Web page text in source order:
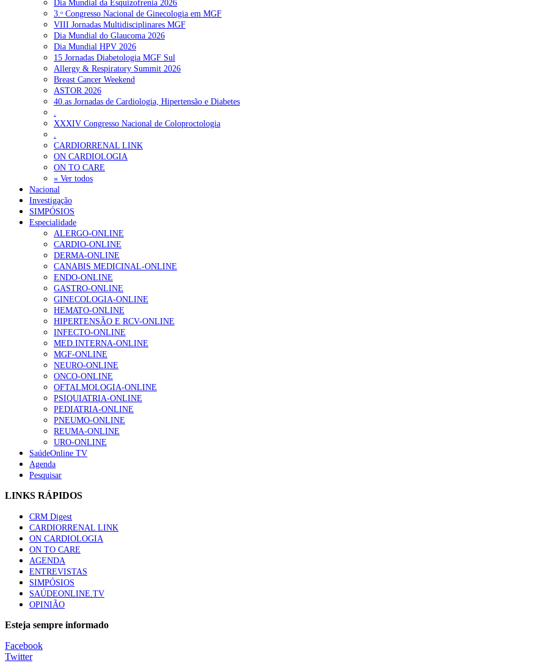
RECENTES
Quase 11.900 jovens recorreram aos cheques psicólogo e nutricionista no primeiro mês
ULS de Coimbra estreia cirurgia endoscópica do ouvido com apoio robótico em Portugal
Enfermeiros exigem esclarecimentos sobre eventual gestão privada da ULS do Algarve
Ordem dos Médicos alerta para riscos no novo sistema de acesso a consultas e cirurgias
Portugal está a formar os médicos de que precisa?
MAIS LIDAS
Enfermagem Forense. “Da urgência ao tribunal, cada gesto conta e cada profissional faz a diferença”
203 visualizações
1.º Episódio do Podcast “Frequência Cardio – Sintoniza-te na Insuficiência Cardíaca” da Bayer
202 visualizações
Alguns milhares de utentes podem ficar sem médico de família com nova regras do registo, alerta associação
160 visualizações
“Os programas de rastreio do cancro do pulmão são custo-efetivos e representam um investimento sustentável para os sistemas de
94 visualizações
Quase quatro em cada dez doentes com enfarte apresentavam níveis elevados de Lp(a), revela estudo
Trodelvy aprovado para primeira linha no cancro da mama triplo negativo metastático em doentes não elegíveis para inibidores PD-
61 visualizações
MAIS NOTÍCIAS
30 Nov, 2025
Dia Mundial da Esquizofrenia 2026
3.ᵒ Congresso Nacional de Ginecologia em MGF
VIII Jornadas Multidisciplinares MGF
Dia Mundial do Glaucoma 2026
Dia Mundial HPV 2026
15 Jornadas Diabetologia MGF Sul
Allergy & Respiratory Summit 2026
Breast Cancer Weekend
ASTOR 2026
40.as Jornadas de Cardiologia, Hipertensão e Diabetes
.
XXXIV Congresso Nacional de Coloproctologia
.
CARDIORRENAL LINK
ON CARDIOLOGIA
ON TO CARE
» Ver todos
Nacional
Investigação
SIMPÓSIOS
Especialidade
ALERGO-ONLINE
CARDIO-ONLINE
DERMA-ONLINE
CANABIS MEDICINAL-ONLINE
ENDO-ONLINE
GASTRO-ONLINE
GINECOLOGIA-ONLINE
HEMATO-ONLINE
HIPERTENSÃO E RCV-ONLINE
INFECTO-ONLINE
MED.INTERNA-ONLINE
MGF-ONLINE
NEURO-ONLINE
ONCO-ONLINE
OFTALMOLOGIA-ONLINE
PSIQUIATRIA-ONLINE
PEDIATRIA-ONLINE
PNEUMO-ONLINE
REUMA-ONLINE
URO-ONLINE
SaúdeOnline TV
Agenda
Pesquisar
LINKS RÁPIDOS
CRM Digest
CARDIORRENAL LINK
ON CARDIOLOGIA
ON TO CARE
AGENDA
ENTREVISTAS
SIMPÓSIOS
SAÚDEONLINE.TV
OPINIÃO
Esteja sempre informado
Facebook
Twitter